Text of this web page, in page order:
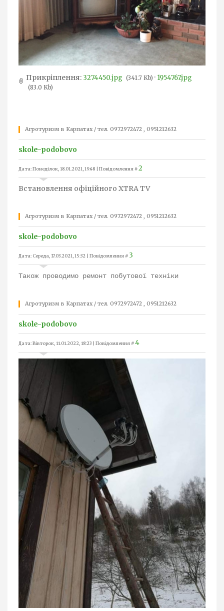
Прикріплення: 3274450.jpg (341.7 Kb) · 1954767.jpg
(83.0 Kb)
Агротуризм в Карпатах / тел. 0972972472 , 0951212632
skole-podobovo
Дата: Понеділок, 18.01.2021, 19:48 | Повідомлення #2
Встановлення офіційного XTRA TV
Агротуризм в Карпатах / тел. 0972972472 , 0951212632
skole-podobovo
Дата: Середа, 17.03.2021, 15:32 | Повідомлення # 3
Також проводимо ремонт побутової техніки
Агротуризм в Карпатах / тел. 0972972472 , 0951212632
skole-podobovo
Дата: Вівторок, 11.01.2022, 18:23 | Повідомлення #4